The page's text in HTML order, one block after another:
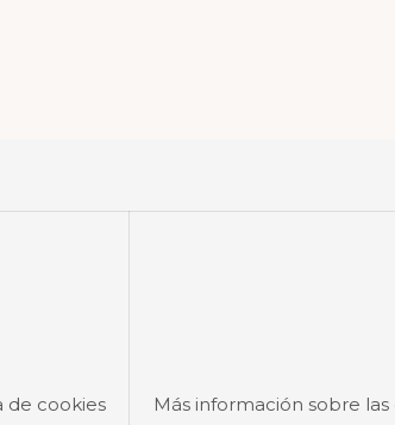
de cookies Más información sobre las